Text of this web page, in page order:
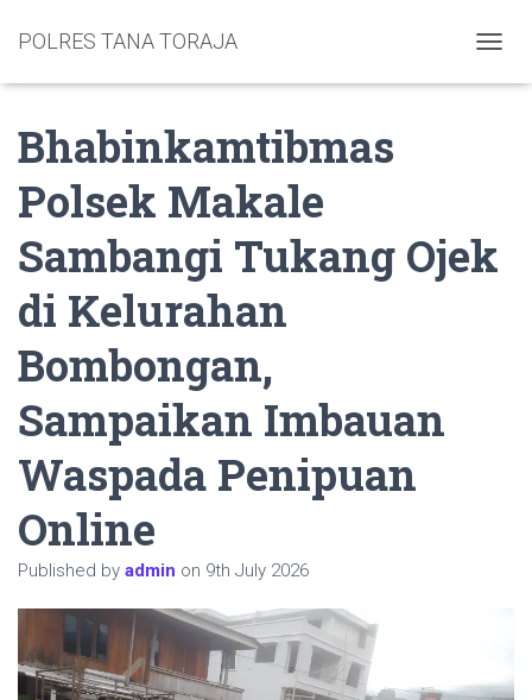
POLRES TANA TORAJA
Bhabinkamtibmas
Polsek Makale
Sambangi Tukang Ojek
di Kelurahan
Bombongan,
Sampaikan Imbauan
Waspada Penipuan
Online
Published by admin on 9th July 2026